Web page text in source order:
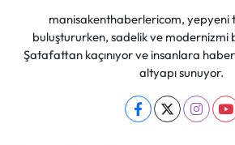
manisakenthaberlericom, yepyeni
buluştururken, sadelik ve
Şatafattan kaçınıyor ve insanlara
altyapı sunuyor.